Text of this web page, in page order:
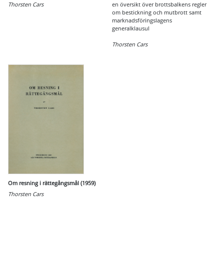
Thorsten Cars
en översikt över brottsbalkens regler
om bestickning och mutbrott samt
marknadsföringslagens
generalklausul
Thorsten Cars
Om resning i rättegångsmål (1959)
Thorsten Cars